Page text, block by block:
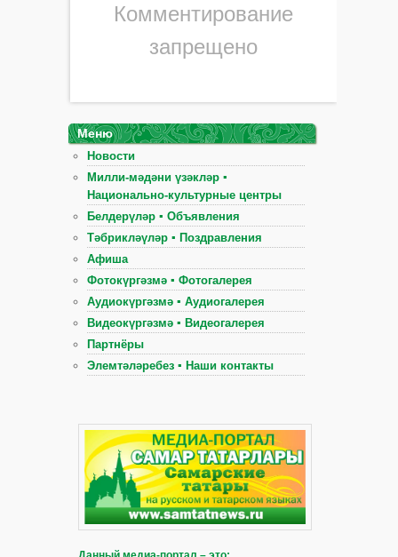
Комментирование
запрещено
Меню
Новости
Милли-мәдәни үзәкләр ▪
Национально-культурные центры
Белдерүләр ▪ Объявления
Тәбрикләүләр ▪ Поздравления
Афиша
Фотокүргәзмә ▪ Фотогалерея
Аудиокүргәзмә ▪ Аудиогалерея
Видеокүргәзмә ▪ Видеогалерея
Партнёры
Элемтәләребез ▪ Наши контакты